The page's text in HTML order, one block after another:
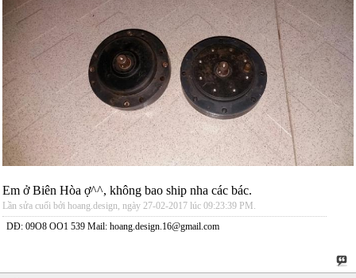
Em ở Biên Hòa ợ^^, không bao ship nha các bác.
Lần sửa cuối bởi hoang.design, ngày 27-02-2017 lúc 09:23:39 PM
DĐ: 09O8 OO1 539 Mail: hoang.design.16@gmail.com